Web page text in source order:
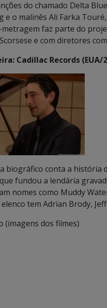
do chamado Delta
e o malinês Ali Farka
faz parte do
e com diretores
Cadillac Records (EUA/
biográfico conta a história
fundou a lendária
nomes como Muddy
tem Adrian Brody,
(imagens dos filmes)